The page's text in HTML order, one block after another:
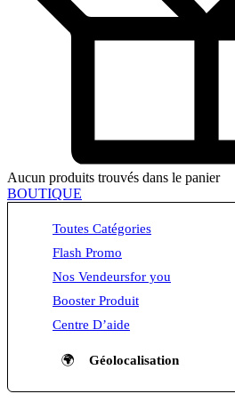
Aucun produits trouvés dans le panier
BOUTIQUE
Toutes Catégories
Flash Promo
Nos Vendeursfor you
Booster Produit
Centre D’aide
🌍 Géolocalisation